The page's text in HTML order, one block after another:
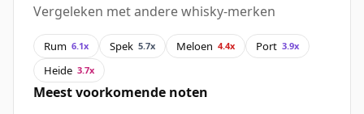
Vergeleken met andere whisky-merken
Rum 6.1x Spek 5.7x Meloen 4.4x Port 3.9x
Heide 3.7x
Meest voorkomende noten